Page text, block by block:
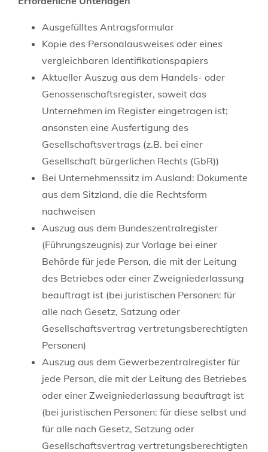
Ausgefülltes Antragsformular
Kopie des Personalausweises oder eines
vergleichbaren Identifikationspapiers
Aktueller Auszug aus dem Handels- oder
Genossenschaftsregister, soweit das
Unternehmen im Register eingetragen ist;
ansonsten eine Ausfertigung des
Gesellschaftsvertrags (z.B. bei einer
Gesellschaft bürgerlichen Rechts (GbR))
Bei Unternehmenssitz im Ausland: Dokumente
aus dem Sitzland, die die Rechtsform
nachweisen
Auszug aus dem Bundeszentralregister
(Führungszeugnis) zur Vorlage bei einer
Behörde für jede Person, die mit der Leitung
des Betriebes oder einer Zweigniederlassung
beauftragt ist (bei juristischen Personen: für
alle nach Gesetz, Satzung oder
Gesellschaftsvertrag vertretungsberechtigten
Personen)
Auszug aus dem Gewerbezentralregister für
jede Person, die mit der Leitung des Betriebes
oder einer Zweigniederlassung beauftragt ist
(bei juristischen Personen: für diese selbst und
für alle nach Gesetz, Satzung oder
Gesellschaftsvertrag vertretungsberechtigten